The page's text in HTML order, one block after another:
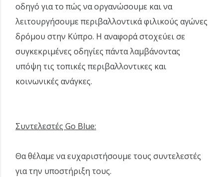
οδηγό για το πώς να οργανώσουμε και να
λειτουργήσουμε περιβαλλοντικά φιλικούς αγώνες
δρόμου στην Κύπρο. Η αναφορά στοχεύει σε
συγκεκριμένες οδηγίες πάντα λαμβάνοντας
υπόψη τις τοπικές περιβαλλοντικες και
κοινωνικές ανάγκες.
Συντελεστές Go Blue:
Θα θέλαμε να ευχαριστήσουμε τους συντελεστές
για την υποστήριξη τους.